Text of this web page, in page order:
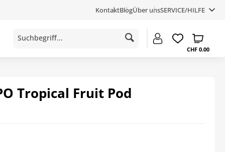
KontaktBlogÜber unsSERVICE/HILFE
CHF 0.00
Tropical Fruit Pod